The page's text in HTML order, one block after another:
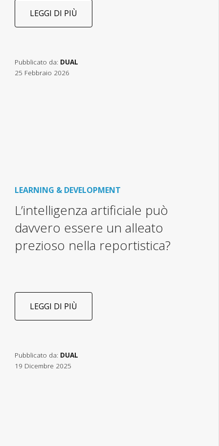
LEGGI DI PIÙ
Pubblicato da: DUAL
25 Febbraio 2026
LEARNING & DEVELOPMENT
L’intelligenza artificiale può
davvero essere un alleato
prezioso nella reportistica?
LEGGI DI PIÙ
Pubblicato da: DUAL
19 Dicembre 2025